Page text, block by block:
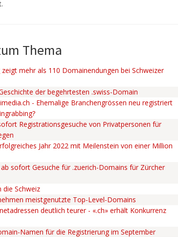
Thema
zeigt mehr als 110 Domainendungen bei Schweizer
der begehrtesten .swiss-Domain
- Ehemalige Branchengrössen neu registriert
Registrationsgesuche von Privatpersonen für
Jahr 2022 mit Meilenstein von einer Million
sofort Gesuche für .zuerich-Domains für Zürcher
die Schweiz
meistgenutzte Top-Level-Domains
deutlich teurer - «.ch» erhält Konkurrenz
Namen für die Registrierung im September